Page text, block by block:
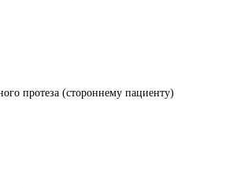
протеза (стороннему пациенту)